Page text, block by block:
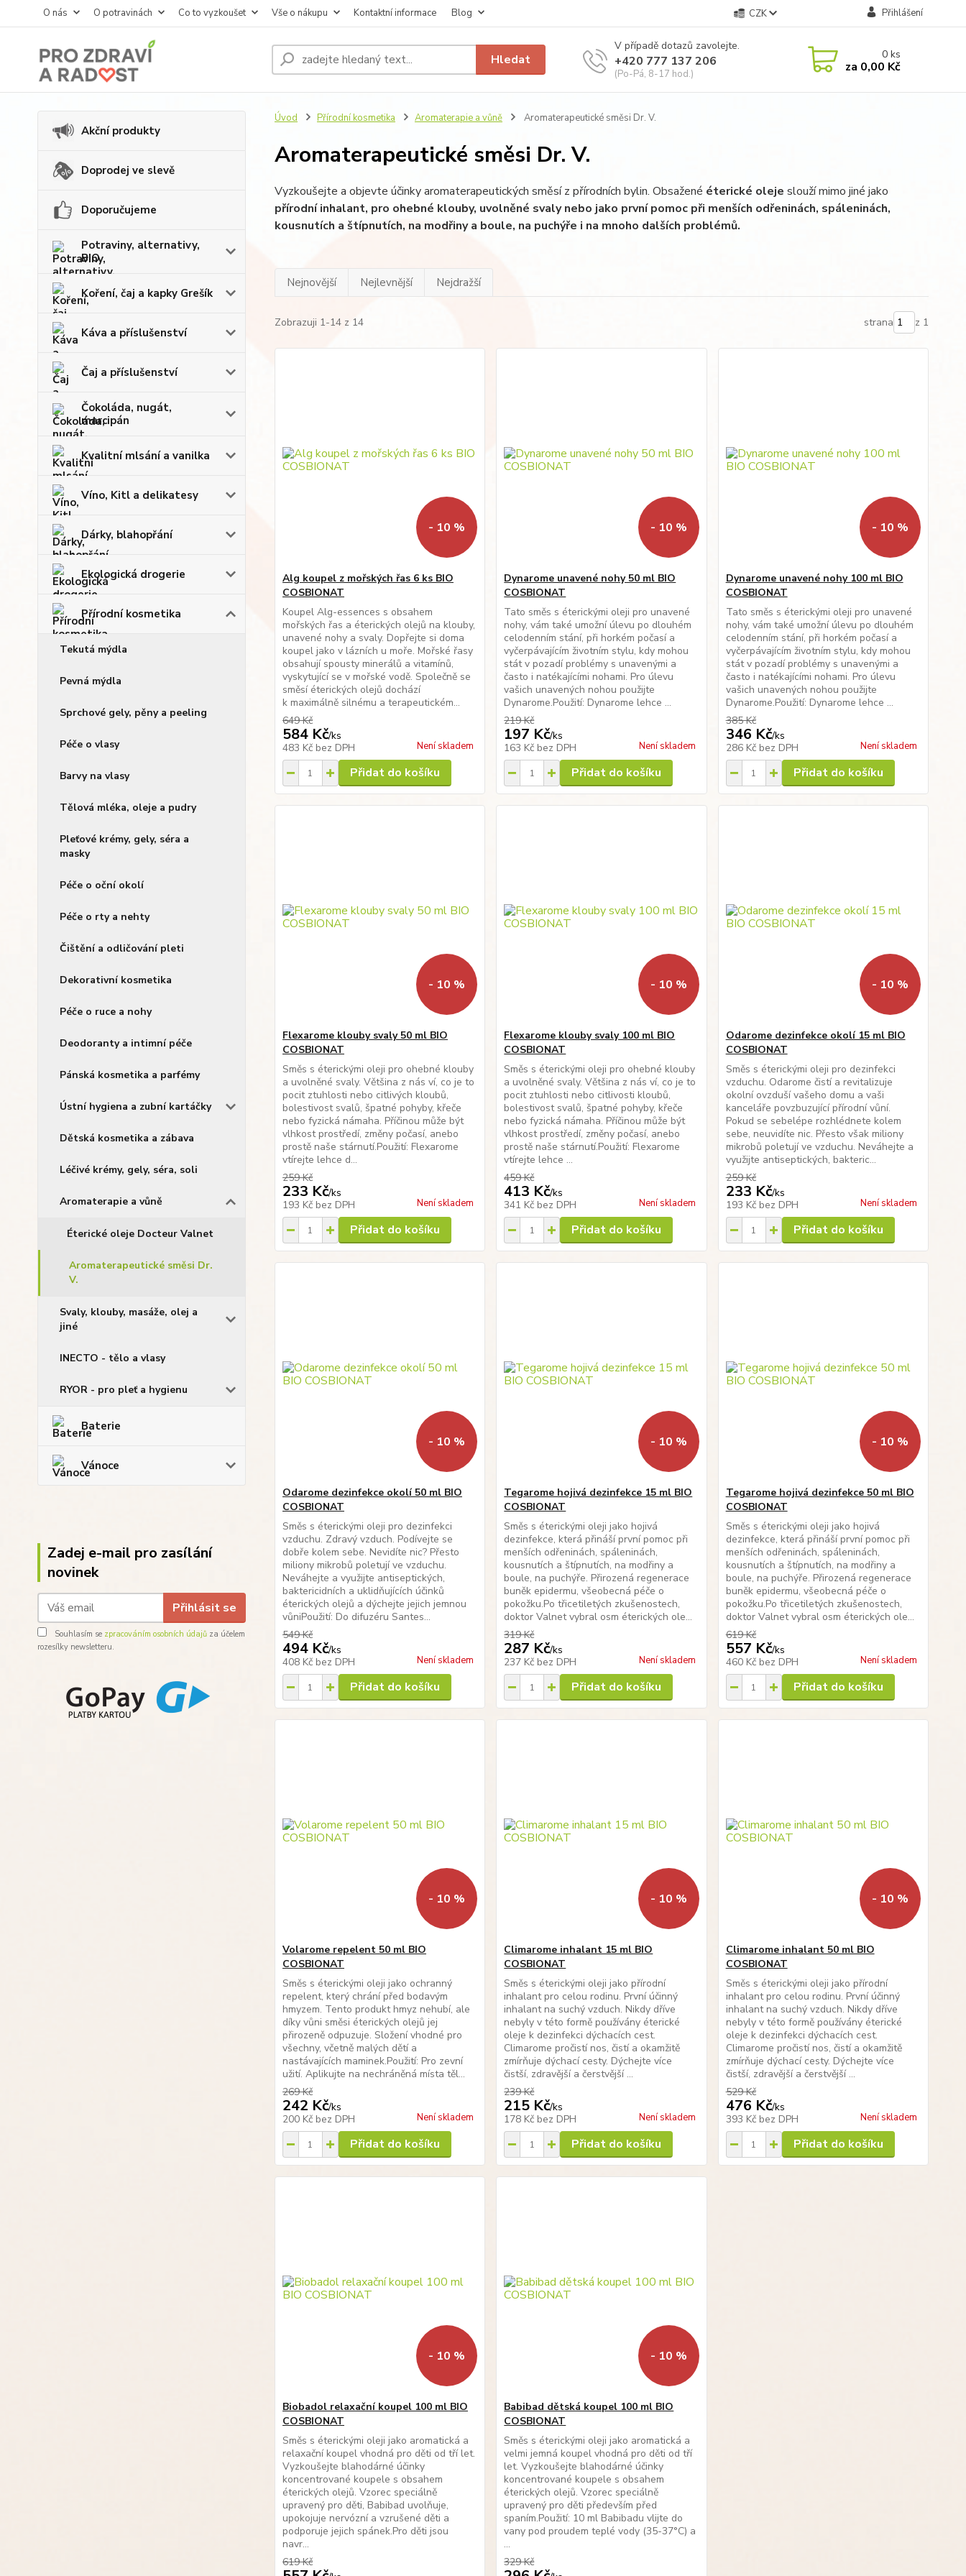
O nás O potravinách Co to vyzkoušet Vše o nákupu Kontaktní informace Blog CZK Přihlášení
Hledat
V případě dotazů zavolejte.
+420 777 137 206
(Po-Pá, 8-17 hod.)
0ks
za 0,00 Kč
Akční produkty
Doprodej ve slevě
Doporučujeme
Potraviny, alternativy,
BIO
Koření, čaj a kapky Grešík
Káva a příslušenství
Čaj a příslušenství
Čokoláda, nugát,
marcipán
Kvalitní mlsání a vanilka
Víno, Kitl a delikatesy
Dárky, blahopřání
Ekologická drogerie
Přírodní kosmetika
Tekutá mýdla
Pevná mýdla
Sprchové gely, pěny a peeling
Péče o vlasy
Barvy na vlasy
Tělová mléka, oleje a pudry
Pleťové krémy, gely, séra a
masky
Péče o oční okolí
Péče o rty a nehty
Čištění a odličování pleti
Dekorativní kosmetika
Péče o ruce a nohy
Deodoranty a intimní péče
Pánská kosmetika a parfémy
Ústní hygiena a zubní kartáčky
Dětská kosmetika a zábava
Léčivé krémy, gely, séra, soli
Aromaterapie a vůně
Éterické oleje Docteur Valnet
Aromaterapeutické směsi Dr.
V.
Svaly, klouby, masáže, olej a
jiné
INECTO - tělo a vlasy
RYOR - pro pleť a hygienu
Baterie
Vánoce
Zadej e-mail pro zasílání
novinek
Přihlásit se
Souhlasím se zpracováním osobních údajů za účelem
rozesílky newsletteru.
Úvod Přírodní kosmetika Aromaterapie a vůně Aromaterapeutické směsi Dr. V.
Aromaterapeutické směsi Dr. V.
Vyzkoušejte a objevte účinky aromaterapeutických směsí z přírodních bylin. Obsažené éterické oleje slouží mimo jiné jako
přírodní inhalant, pro ohebné klouby, uvolněné svaly nebo jako první pomoc při menších odřeninách, spáleninách,
kousnutích a štípnutích, na modřiny a boule, na puchýře i na mnoho dalších problémů.
Nejnovější Nejlevnější Nejdražší
Zobrazuji 1-14 z 14 strana z 1
- 10 %
Alg koupel z mořských řas 6 ks BIO
COSBIONAT
Koupel Alg-essences s obsahem
mořských řas a éterických olejů na klouby,
unavené nohy a svaly. Dopřejte si doma
koupel jako v lázních u moře. Mořské řasy
obsahují spousty minerálů a vitamínů,
vyskytující se v mořské vodě. Společně se
směsí éterických olejů dochází
k maximálně silnému a terapeutickém...
649 Kč
584 Kč/ks
483 Kč bez DPH Není skladem
Přidat do košíku
- 10 %
Dynarome unavené nohy 50 ml BIO
COSBIONAT
Tato směs s éterickými oleji pro unavené
nohy, vám také umožní úlevu po dlouhém
celodenním stání, při horkém počasí a
vyčerpávajícím životním stylu, kdy mohou
stát v pozadí problémy s unavenými a
často i natékajícími nohami. Pro úlevu
vašich unavených nohou použijte
Dynarome.Použití: Dynarome lehce ...
219 Kč
197 Kč/ks
163 Kč bez DPH Není skladem
Přidat do košíku
- 10 %
Dynarome unavené nohy 100 ml BIO
COSBIONAT
Tato směs s éterickými oleji pro unavené
nohy, vám také umožní úlevu po dlouhém
celodenním stání, při horkém počasí a
vyčerpávajícím životním stylu, kdy mohou
stát v pozadí problémy s unavenými a
často i natékajícími nohami. Pro úlevu
vašich unavených nohou použijte
Dynarome.Použití: Dynarome lehce ...
385 Kč
346 Kč/ks
286 Kč bez DPH Není skladem
Přidat do košíku
- 10 %
Flexarome klouby svaly 50 ml BIO
COSBIONAT
Směs s éterickými oleji pro ohebné klouby
a uvolněné svaly. Většina z nás ví, co je to
pocit ztuhlosti nebo citlivých kloubů,
bolestivost svalů, špatné pohyby, křeče
nebo fyzická námaha. Příčinou může být
vlhkost prostředí, změny počasí, anebo
prostě naše stárnutí.Použití: Flexarome
vtírejte lehce d...
259 Kč
233 Kč/ks
193 Kč bez DPH Není skladem
Přidat do košíku
- 10 %
Flexarome klouby svaly 100 ml BIO
COSBIONAT
Směs s éterickými oleji pro ohebné klouby
a uvolněné svaly. Většina z nás ví, co je to
pocit ztuhlosti nebo citlivosti kloubů,
bolestivost svalů, špatné pohyby, křeče
nebo fyzická námaha. Příčinou může být
vlhkost prostředí, změny počasí, anebo
prostě naše stárnutí.Použití: Flexarome
vtírejte lehce ...
459 Kč
413 Kč/ks
341 Kč bez DPH Není skladem
Přidat do košíku
- 10 %
Odarome dezinfekce okolí 15 ml BIO
COSBIONAT
Směs s éterickými oleji pro dezinfekci
vzduchu. Odarome čistí a revitalizuje
okolní ovzduší vašeho domu a vaši
kanceláře povzbuzující přírodní vůní.
Pokud se sebelépe rozhlédnete kolem
sebe, neuvidíte nic. Přesto však miliony
mikrobů poletují ve vzduchu. Neváhejte a
využijte antiseptických, bakteric...
259 Kč
233 Kč/ks
193 Kč bez DPH Není skladem
Přidat do košíku
- 10 %
Odarome dezinfekce okolí 50 ml BIO
COSBIONAT
Směs s éterickými oleji pro dezinfekci
vzduchu. Zdravý vzduch. Podívejte se
dobře kolem sebe. Nevidíte nic? Přesto
miliony mikrobů poletují ve vzduchu.
Neváhejte a využijte antiseptických,
baktericidních a uklidňujících účinků
éterických olejů a dýchejte jejich jemnou
vůniPoužití: Do difuzéru Santes...
549 Kč
494 Kč/ks
408 Kč bez DPH Není skladem
Přidat do košíku
- 10 %
Tegarome hojivá dezinfekce 15 ml BIO
COSBIONAT
Směs s éterickými oleji jako hojivá
dezinfekce, která přináší první pomoc při
menších odřeninách, spáleninách,
kousnutích a štípnutích, na modřiny a
boule, na puchýře. Přirozená regenerace
buněk epidermu, všeobecná péče o
pokožku.Po třicetiletých zkušenostech,
doktor Valnet vybral osm éterických ole...
319 Kč
287 Kč/ks
237 Kč bez DPH Není skladem
Přidat do košíku
- 10 %
Tegarome hojivá dezinfekce 50 ml BIO
COSBIONAT
Směs s éterickými oleji jako hojivá
dezinfekce, která přináší první pomoc při
menších odřeninách, spáleninách,
kousnutích a štípnutích, na modřiny a
boule, na puchýře. Přirozená regenerace
buněk epidermu, všeobecná péče o
pokožku.Po třicetiletých zkušenostech,
doktor Valnet vybral osm éterických ole...
619 Kč
557 Kč/ks
460 Kč bez DPH Není skladem
Přidat do košíku
- 10 %
Volarome repelent 50 ml BIO
COSBIONAT
Směs s éterickými oleji jako ochranný
repelent, který chrání před bodavým
hmyzem. Tento produkt hmyz nehubí, ale
díky vůni směsi éterických olejů jej
přirozeně odpuzuje. Složení vhodné pro
všechny, včetně malých dětí a
nastávajících maminek.Použití: Pro zevní
užití. Aplikujte na nechráněná místa těl...
269 Kč
242 Kč/ks
200 Kč bez DPH Není skladem
Přidat do košíku
- 10 %
Climarome inhalant 15 ml BIO
COSBIONAT
Směs s éterickými oleji jako přírodní
inhalant pro celou rodinu. První účinný
inhalant na suchý vzduch. Nikdy dříve
nebyly v této formě používány éterické
oleje k dezinfekci dýchacích cest.
Climarome pročistí nos, čistí a okamžitě
zmírňuje dýchací cesty. Dýchejte více
čistší, zdravější a čerstvější ...
239 Kč
215 Kč/ks
178 Kč bez DPH Není skladem
Přidat do košíku
- 10 %
Climarome inhalant 50 ml BIO
COSBIONAT
Směs s éterickými oleji jako přírodní
inhalant pro celou rodinu. První účinný
inhalant na suchý vzduch. Nikdy dříve
nebyly v této formě používány éterické
oleje k dezinfekci dýchacích cest.
Climarome pročistí nos, čistí a okamžitě
zmírňuje dýchací cesty. Dýchejte více
čistší, zdravější a čerstvější ...
529 Kč
476 Kč/ks
393 Kč bez DPH Není skladem
Přidat do košíku
- 10 %
Biobadol relaxační koupel 100 ml BIO
COSBIONAT
Směs s éterickými oleji jako aromatická a
relaxační koupel vhodná pro děti od tří let.
Vyzkoušejte blahodárné účinky
koncentrované koupele s obsahem
éterických olejů. Vzorec speciálně
upravený pro děti, Babibad uvolňuje,
upokojuje nervózní a vzrušené děti a
podporuje jejich spánek.Pro děti jsou
navr...
619 Kč
- 10 %
Babibad dětská koupel 100 ml BIO
COSBIONAT
Směs s éterickými oleji jako aromatická a
velmi jemná koupel vhodná pro děti od tří
let. Vyzkoušejte blahodárné účinky
koncentrované koupele s obsahem
éterických olejů. Vzorec speciálně
upravený pro děti především před
spaním.Použití: 10 ml Babibadu vlijte do
vany pod proudem teplé vody (35-37°C) a
...
329 Kč